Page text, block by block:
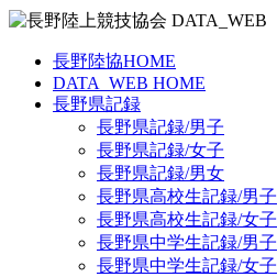
長野陸協HOME
DATA_WEB HOME
長野県記録
長野県記録/男子
長野県記録/女子
長野県記録/男女
長野県高校生記録/男子
長野県高校生記録/女子
長野県中学生記録/男子
長野県中学生記録/女子